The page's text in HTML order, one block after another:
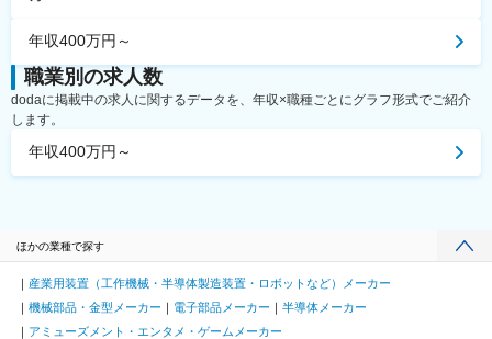
年収400万円～
職業別の求人数
dodaに掲載中の求人に関するデータを、年収×職種ごとにグラフ形式でご紹介
します。
年収400万円～
ほかの業種で探す
産業用装置（工作機械・半導体製造装置・ロボットなど）メーカー
機械部品・金型メーカー
電子部品メーカー
半導体メーカー
アミューズメント・エンタメ・ゲームメーカー